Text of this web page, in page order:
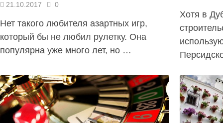
21.10.2017 0
Нет такого любителя азартных игр,
который бы не любил рулетку. Она
популярна уже много лет, но …
Хотя в